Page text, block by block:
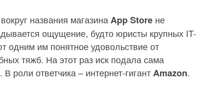
названия магазина App Store не
ощущение, будто юристы крупных IT-
одним им понятное удовольствие от
тяжб. На этот раз иск подала сама
. В роли ответчика – интернет-гигантAmazon.